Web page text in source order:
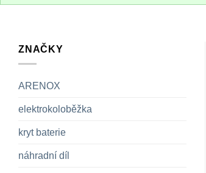
ZNAČKY
ARENOX
elektrokoloběžka
kryt baterie
náhradní díl